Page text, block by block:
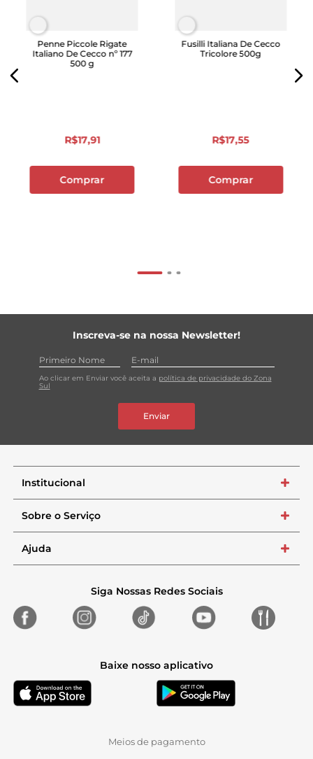
Tintilia , que tinge o espaguete de vermelho e os torna
perfeitos para um jantar romântico.
Penne Piccole Rigate
Italiano De Cecco nº 177
500 g
R$17,91
Comprar
Fusilli Italiana De Cecco
Tricolore 500g
R$17,55
Comprar
Inscreva-se na nossa Newsletter!
Ao clicar em Enviar você aceita a política de privacidade do Zona
Sul
Enviar
Institucional +
Sobre o Serviço +
Ajuda +
Siga Nossas Redes Sociais
Baixe nosso aplicativo
Meios de pagamento